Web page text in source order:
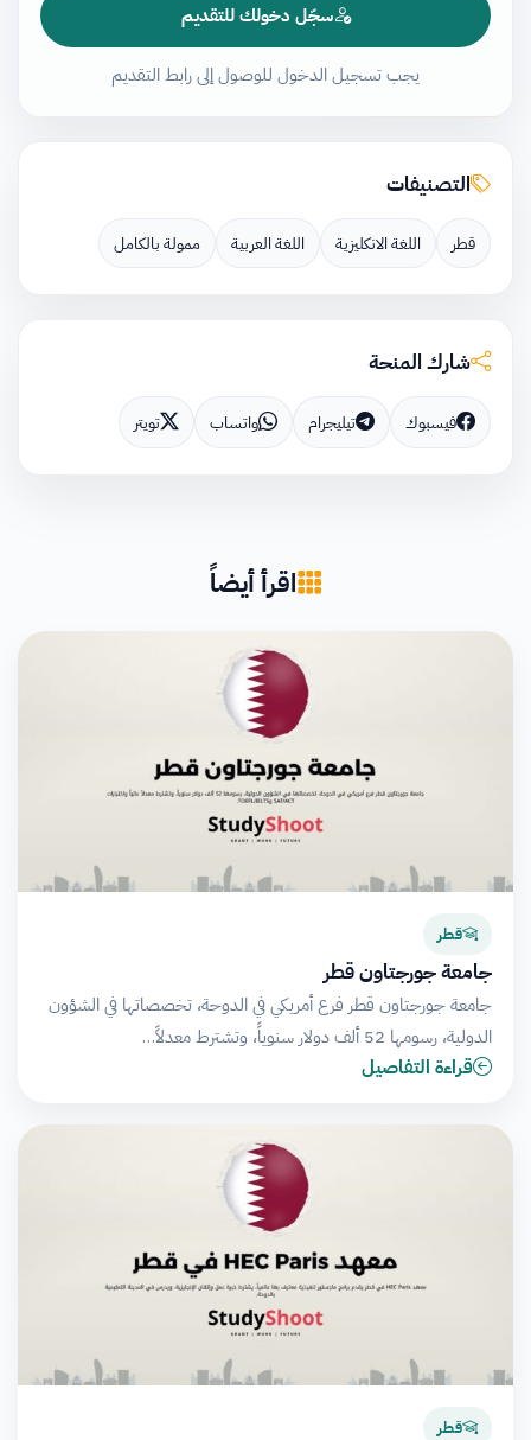
سجّل دخولك للتقديم
يجب تسجيل الدخول للوصول إلى رابط التقديم
التصنيفات
قطر اللغة الانكليزية اللغة العربية ممولة بالكامل
شارك المنحة
فيسبوك تيليجرام واتساب تويتر
اقرأ أيضاً
قطر
جامعة جورجتاون قطر
جامعة جورجتاون قطر فرع أمريكي في الدوحة، تخصصاتها في الشؤون
الدولية، رسومها 52 ألف دولار سنوياً، وتشترط معدلاً…
قراءة التفاصيل
قطر